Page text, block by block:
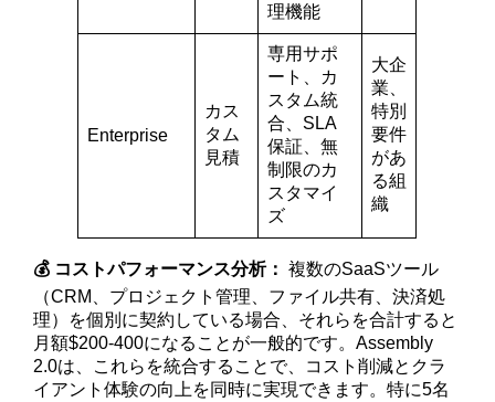
理機能
Enterprise
カス
タム
見積
専用サポ
ート、カ
スタム統
合、SLA
保証、無
制限のカ
スタマイ
ズ
大企
業、
特別
要件
があ
る組
織
💰 コストパフォーマンス分析： 複数のSaaSツール
（CRM、プロジェクト管理、ファイル共有、決済処
理）を個別に契約している場合、それらを合計すると
月額$200-400になることが一般的です。Assembly
2.0は、これらを統合することで、コスト削減とクラ
イアント体験の向上を同時に実現できます。特に5名